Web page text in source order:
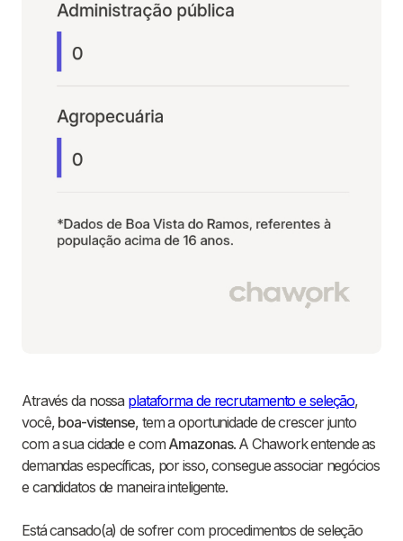
Através da nossa plataforma de recrutamento e seleção,
você, boa-vistense, tem a oportunidade de crescer junto
com a sua cidade e com Amazonas. A Chawork entende as
demandas específicas, por isso, consegue associar negócios
e candidatos de maneira inteligente.
Está cansado(a) de sofrer com procedimentos de seleção